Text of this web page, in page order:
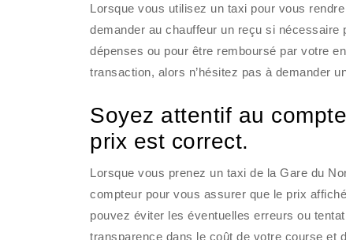
Lorsque vous utilisez un taxi pour vous
demander au chauffeur un reçu si
dépenses ou pour être remboursé par votre
transaction, alors n’hésitez pas à demander
Soyez attentif au
prix est correct.
Lorsque vous prenez un taxi de la Gare du
compteur pour vous assurer que le prix
pouvez éviter les éventuelles erreurs ou
transparence dans le coût de votre course et